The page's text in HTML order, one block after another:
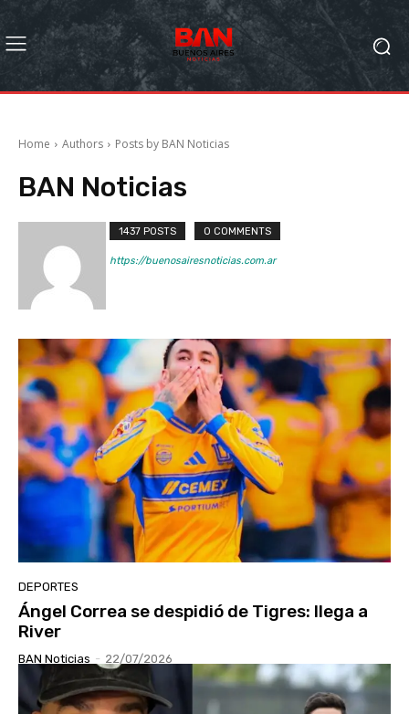
Home Authors Posts by BAN Noticias
BAN Noticias
1437 POSTS 0 COMMENTS
https://buenosairesnoticias.com.ar
DEPORTES
Ángel Correa se despidió de Tigres: llega a
River
BAN Noticias - 22/07/2026